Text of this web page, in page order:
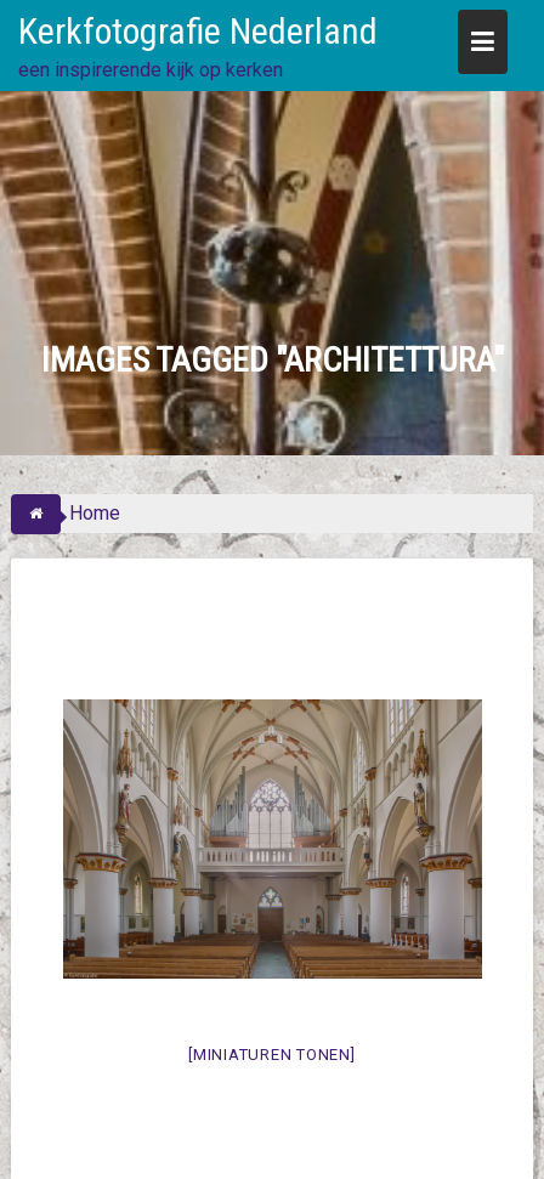
content
Kerkfotografie Nederland
een inspirerende kijk op kerken
IMAGES TAGGED "ARCHITETTURA"
Home
[MINIATUREN TONEN]